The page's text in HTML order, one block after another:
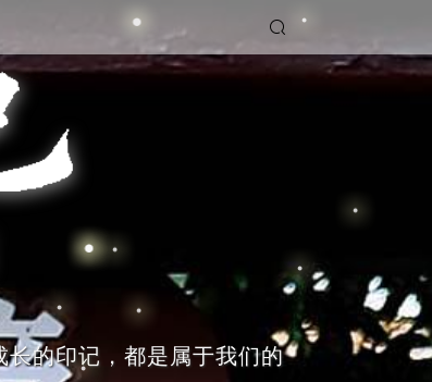
的印记，都是属于我们的